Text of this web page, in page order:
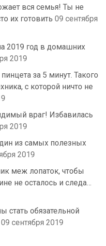
вся семья! Ты не
их готовить 09 сентября
2019 год в домашних
2019
за 5 минут. Такого
с которой ничто не
враг! Избавилась
2019
из самых полезных
2019
меж лопаток, чтобы
не осталось и следа…
стать обязательной
09 сентября 2019